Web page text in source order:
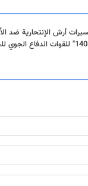
أرش الإنتحارية ضد
مناورات "اقتدار 1403" للقوات